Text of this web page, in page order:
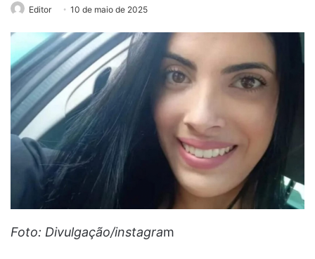
Editor 10 de maio de 2025
Foto: Divulgação/instagram